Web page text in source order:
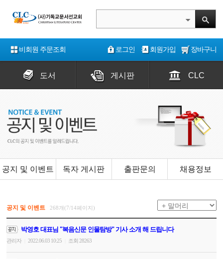
비회원 주문조회 로그인 회원가입 장바구니
도서 게시판 CLC
공지 및 이벤트 독자 게시판 출판문의 채용정보
공지 및 이벤트 268개(7/14페이지)
박영호 대표님 "복음신문 인물탐방" 기사 소개 해 드립니다
관리자 2022.06.03 10:25 조회 28263